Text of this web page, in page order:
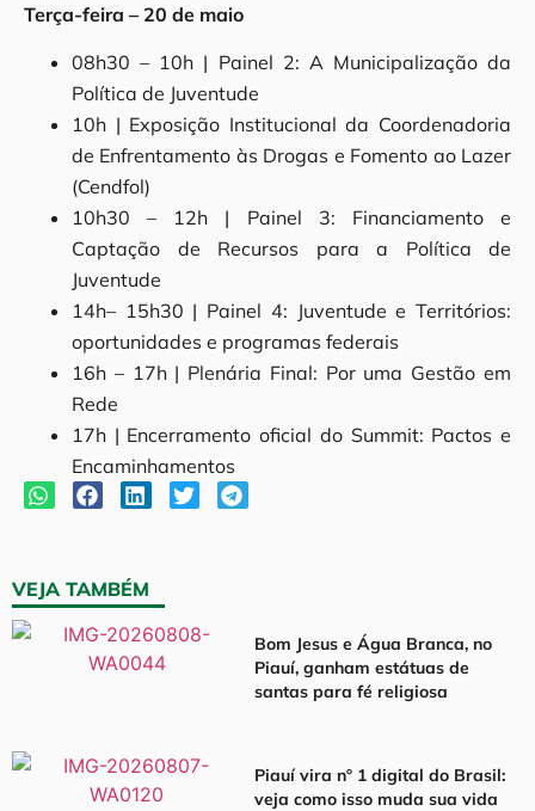
Terça-feira – 20 de maio
08h30 – 10h | Painel 2: A Municipalização da
Política de Juventude
10h | Exposição Institucional da Coordenadoria
de Enfrentamento às Drogas e Fomento ao Lazer
(Cendfol)
10h30 – 12h | Painel 3: Financiamento e
Captação de Recursos para a Política de
Juventude
14h– 15h30 | Painel 4: Juventude e Territórios:
oportunidades e programas federais
16h – 17h | Plenária Final: Por uma Gestão em
Rede
17h | Encerramento oficial do Summit: Pactos e
Encaminhamentos
VEJA TAMBÉM
Bom Jesus e Água Branca, no
Piauí, ganham estátuas de
santas para fé religiosa
Piauí vira nº 1 digital do Brasil:
veja como isso muda sua vida